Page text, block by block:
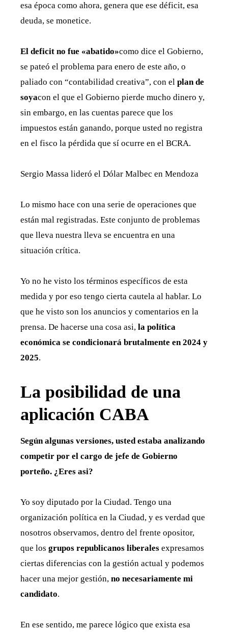
esa época como ahora, genera que ese déficit, esa
deuda, se monetice.
El deficit no fue «abatido»como dice el Gobierno,
se pateó el problema para enero de este año, o
paliado con “contabilidad creativa”, con el plan de
soyacon el que el Gobierno pierde mucho dinero y,
sin embargo, en las cuentas parece que los
impuestos están ganando, porque usted no registra
en el fisco la pérdida que sí ocurre en el BCRA.
Sergio Massa lideró el Dólar Malbec en Mendoza
Lo mismo hace con una serie de operaciones que
están mal registradas. Este conjunto de problemas
que lleva nuestra lleva se encuentra en una
situación crítica.
Yo no he visto los términos específicos de esta
medida y por eso tengo cierta cautela al hablar. Lo
que he visto son los anuncios y comentarios en la
prensa. De hacerse una cosa asi, la política
económica se condicionará brutalmente en 2024 y
2025.
La posibilidad de una
aplicación CABA
Según algunas versiones, usted estaba analizando
competir por el cargo de jefe de Gobierno
porteño. ¿Eres asi?
Yo soy diputado por la Ciudad. Tengo una
organización política en la Ciudad, y es verdad que
nosotros observamos, dentro del frente opositor,
que los grupos republicanos liberales expresamos
ciertas diferencias con la gestión actual y podemos
hacer una mejor gestión, no necesariamente mi
candidato.
En ese sentido, me parece lógico que exista esa